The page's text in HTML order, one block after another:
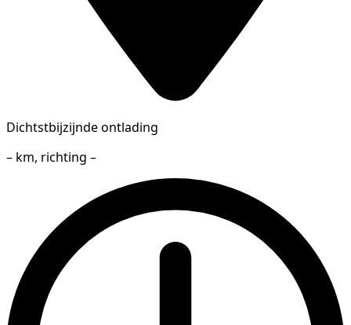
Dichtstbijzijnde ontlading
– km, richting –